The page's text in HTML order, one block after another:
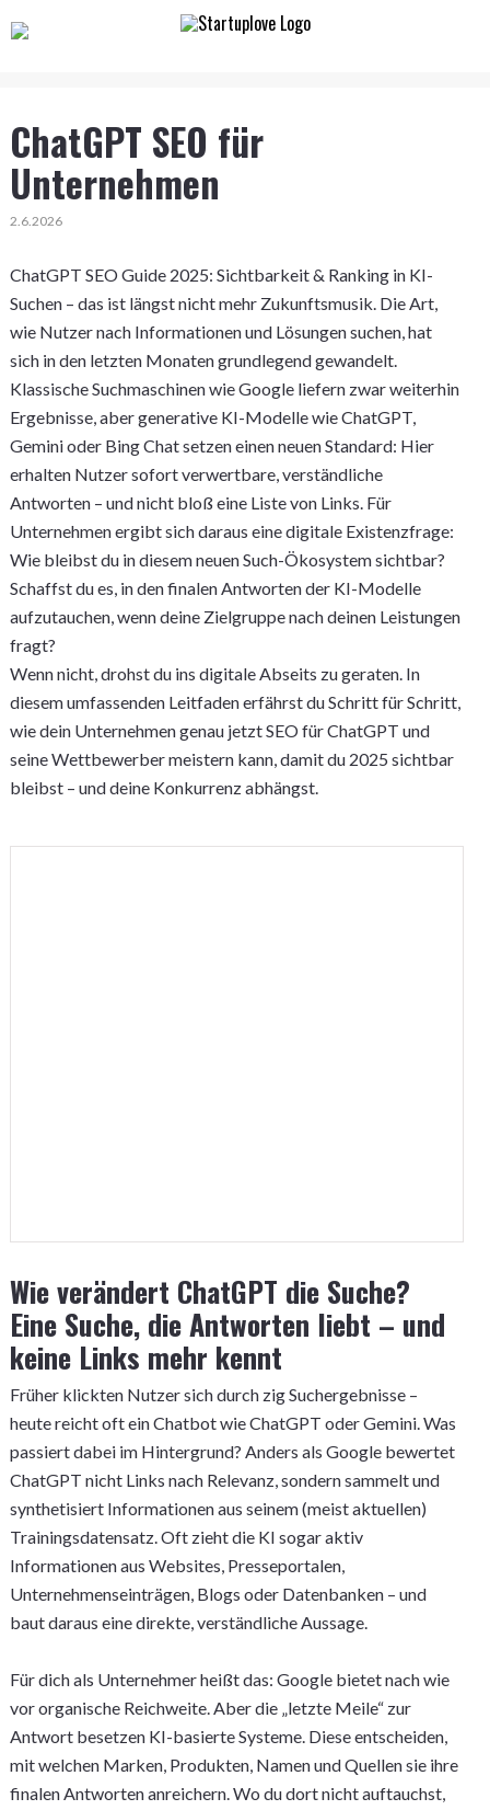
ChatGPT SEO für
Unternehmen
2.6.2026
ChatGPT SEO Guide 2025: Sichtbarkeit & Ranking in KI-
Suchen – das ist längst nicht mehr Zukunftsmusik. Die Art,
wie Nutzer nach Informationen und Lösungen suchen, hat
sich in den letzten Monaten grundlegend gewandelt.
Klassische Suchmaschinen wie Google liefern zwar weiterhin
Ergebnisse, aber generative KI-Modelle wie ChatGPT,
Gemini oder Bing Chat setzen einen neuen Standard: Hier
erhalten Nutzer sofort verwertbare, verständliche
Antworten – und nicht bloß eine Liste von Links. Für
Unternehmen ergibt sich daraus eine digitale Existenzfrage:
Wie bleibst du in diesem neuen Such-Ökosystem sichtbar?
Schaffst du es, in den finalen Antworten der KI-Modelle
aufzutauchen, wenn deine Zielgruppe nach deinen Leistungen
fragt?
Wenn nicht, drohst du ins digitale Abseits zu geraten. In
diesem umfassenden Leitfaden erfährst du Schritt für Schritt,
wie dein Unternehmen genau jetzt SEO für ChatGPT und
seine Wettbewerber meistern kann, damit du 2025 sichtbar
bleibst – und deine Konkurrenz abhängst.
Wie verändert ChatGPT die Suche?
Eine Suche, die Antworten liebt – und
keine Links mehr kennt
Früher klickten Nutzer sich durch zig Suchergebnisse –
heute reicht oft ein Chatbot wie ChatGPT oder Gemini. Was
passiert dabei im Hintergrund? Anders als Google bewertet
ChatGPT nicht Links nach Relevanz, sondern sammelt und
synthetisiert Informationen aus seinem (meist aktuellen)
Trainingsdatensatz. Oft zieht die KI sogar aktiv
Informationen aus Websites, Presseportalen,
Unternehmenseinträgen, Blogs oder Datenbanken – und
baut daraus eine direkte, verständliche Aussage.
Für dich als Unternehmer heißt das: Google bietet nach wie
vor organische Reichweite. Aber die „letzte Meile“ zur
Antwort besetzen KI-basierte Systeme. Diese entscheiden,
mit welchen Marken, Produkten, Namen und Quellen sie ihre
finalen Antworten anreichern. Wo du dort nicht auftauchst,